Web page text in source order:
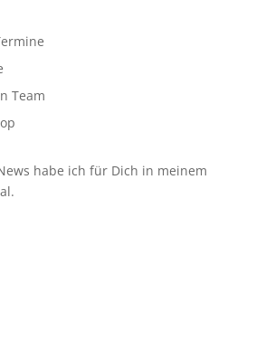
Team
habe ich für Dich in meinem
.